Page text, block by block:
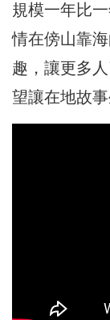
規模一年比
情在傍山靠
趣，讓更多
望讓在地故